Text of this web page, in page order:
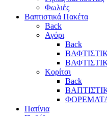
Φωλιές
Βαπτιστικά Πακέτα
Back
Αγόρι
Back
Κορίτσι
Back
Πατίνια